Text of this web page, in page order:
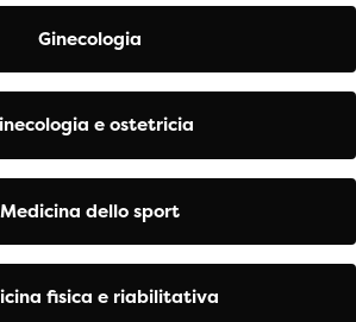
Ginecologia
e ostetricia
Medicina dello sport
fisica e riabilitativa